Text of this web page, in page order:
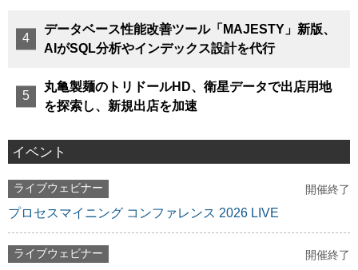
データベース性能改善ツール「MAJESTY」新版、
AIがSQL分析やインデックス設計を代行
丸亀製麺のトリドールHD、衛星データで出店用地
を探索し、新規出店を加速
イベント
ライブウェビナー 開催終了
プロセスマイニング コンファレンス 2026 LIVE
ライブウェビナー 開催終了